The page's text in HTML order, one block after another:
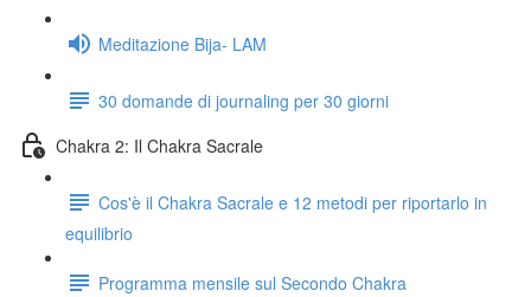
Meditazione Bija- LAM
30 domande di journaling per 30 giorni
Chakra 2: Il Chakra Sacrale
Cos'è il Chakra Sacrale e 12 metodi per riportarlo in
equilibrio
Programma mensile sul Secondo Chakra